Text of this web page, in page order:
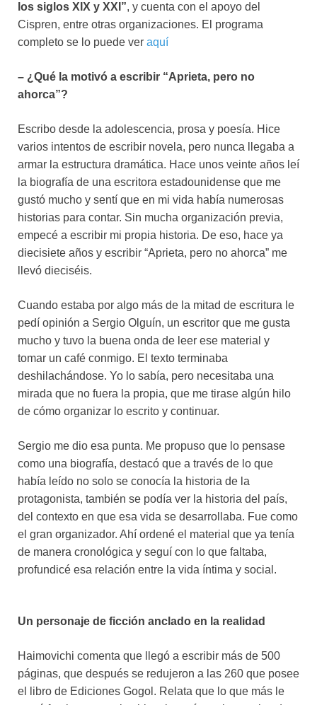
los siglos XIX y XXI”, y cuenta con el apoyo del
Cispren, entre otras organizaciones. El programa
completo se lo puede ver aquí
– ¿Qué la motivó a escribir “Aprieta, pero no
ahorca”?
Escribo desde la adolescencia, prosa y poesía. Hice
varios intentos de escribir novela, pero nunca llegaba a
armar la estructura dramática. Hace unos veinte años leí
la biografía de una escritora estadounidense que me
gustó mucho y sentí que en mi vida había numerosas
historias para contar. Sin mucha organización previa,
empecé a escribir mi propia historia. De eso, hace ya
diecisiete años y escribir “Aprieta, pero no ahorca” me
llevó dieciséis.
Cuando estaba por algo más de la mitad de escritura le
pedí opinión a Sergio Olguín, un escritor que me gusta
mucho y tuvo la buena onda de leer ese material y
tomar un café conmigo. El texto terminaba
deshilachándose. Yo lo sabía, pero necesitaba una
mirada que no fuera la propia, que me tirase algún hilo
de cómo organizar lo escrito y continuar.
Sergio me dio esa punta. Me propuso que lo pensase
como una biografía, destacó que a través de lo que
había leído no solo se conocía la historia de la
protagonista, también se podía ver la historia del país,
del contexto en que esa vida se desarrollaba. Fue como
el gran organizador. Ahí ordené el material que ya tenía
de manera cronológica y seguí con lo que faltaba,
profundicé esa relación entre la vida íntima y social.
Un personaje de ficción anclado en la realidad
Haimovichi comenta que llegó a escribir más de 500
páginas, que después se redujeron a las 260 que posee
el libro de Ediciones Gogol. Relata que lo que más le